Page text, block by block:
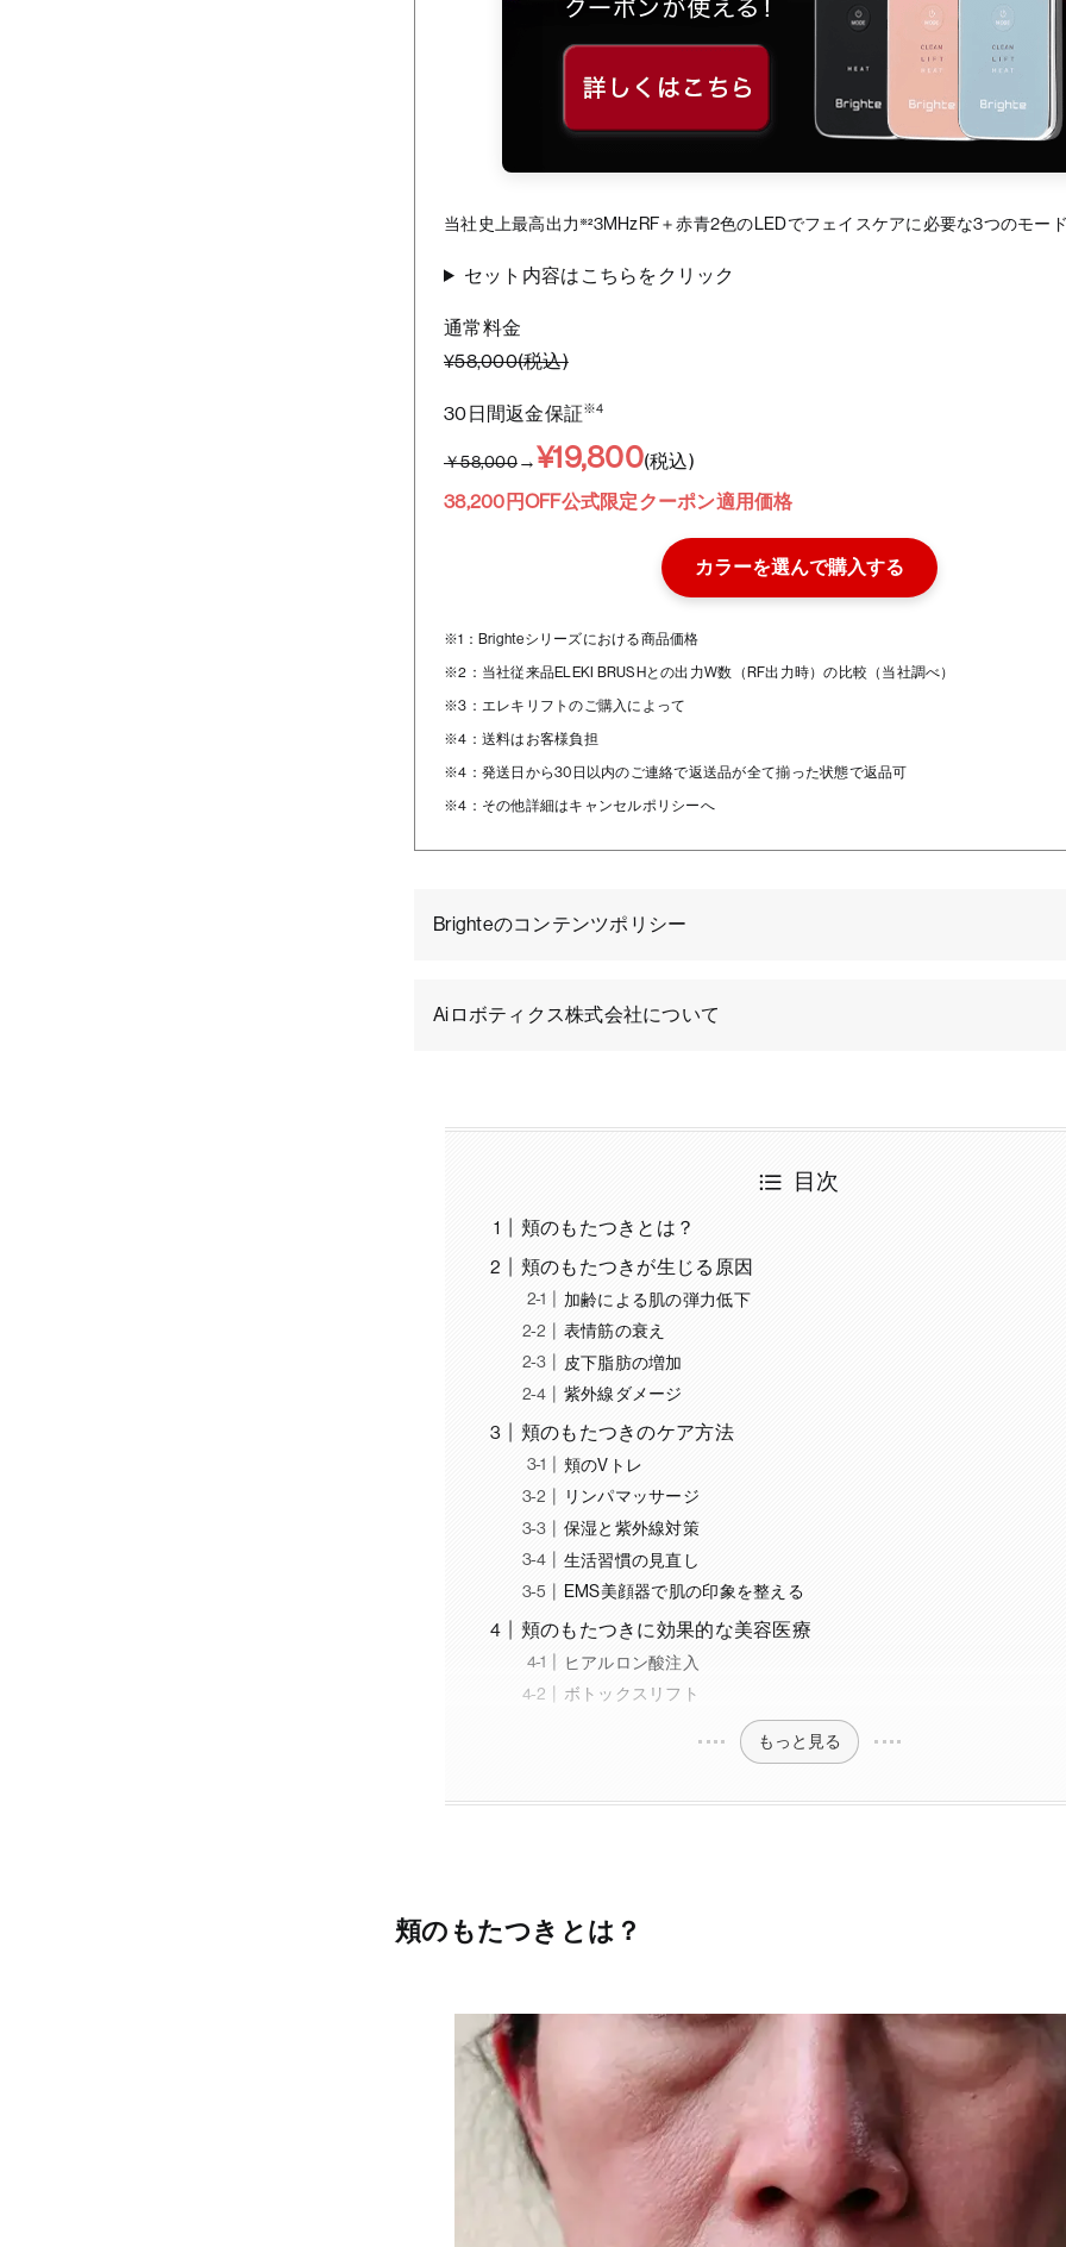
当社史上最高出力 ※23MHzRF＋赤青2色のLEDでフェイスケアに必要な3つのモー
セット内容はこちらをクリック
通常料金
¥58,000(税込)
30日間返金保証※4
￥58,000→¥19,800(税込)
38,200円OFF公式限定クーポン適用価格
カラーを選んで購入する
※1：Brighteシリーズにおける商品価格
※2：当社従来品ELEKI BRUSHとの出力W数（RF出力時）の比較（当社調べ）
※3：エレキリフトのご購入によって
※4：送料はお客様負担
※4：発送日から30日以内のご連絡で返送品が全て揃った状態で返品可
※4：その他詳細はキャンセルポリシーへ
Brighteのコンテンツポリシー
Aiロボティクス株式会社について
目次
頬のもたつきとは？
頬のもたつきが生じる原因
加齢による肌の弾力低下
表情筋の衰え
皮下脂肪の増加
紫外線ダメージ
頬のもたつきのケア方法
頬のVトレ
リンパマッサージ
保湿と紫外線対策
生活習慣の見直し
EMS美顔器で肌の印象を整える
頬のもたつきに効果的な美容医療
ヒアルロン酸注入
ボトックスリフト
もっと見る
頬のもたつきとは？